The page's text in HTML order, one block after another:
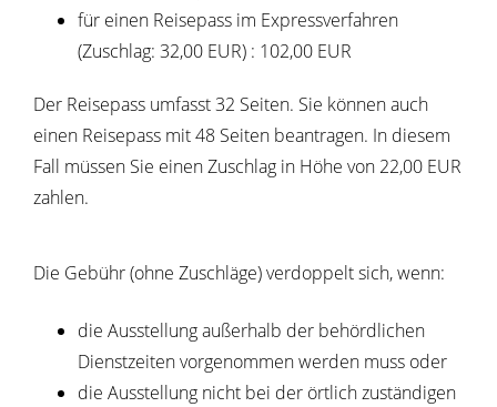
für einen Reisepass im Expressverfahren
(Zuschlag: 32,00 EUR) : 102,00 EUR
Der Reisepass umfasst 32 Seiten. Sie können auch
einen Reisepass mit 48 Seiten beantragen. In diesem
Fall müssen Sie einen Zuschlag in Höhe von 22,00 EUR
zahlen.
Die Gebühr (ohne Zuschläge) verdoppelt sich, wenn:
die Ausstellung außerhalb der behördlichen
Dienstzeiten vorgenommen werden muss oder
die Ausstellung nicht bei der örtlich zuständigen